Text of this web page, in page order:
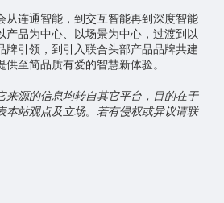
从连通智能，到交互智能再到深度智能
产品为中心、以场景为中心，过渡到以
牌引领，到引入联合头部产品品牌共建
至简品质有爱的智慧新体验。
来源的信息均转自其它平台，目的在于
本站观点及立场。若有侵权或异议请联